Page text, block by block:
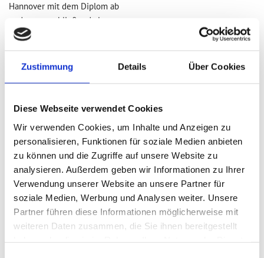
Zustimmung Details Über Cookies
Diese Webseite verwendet Cookies
Wir verwenden Cookies, um Inhalte und Anzeigen zu
personalisieren, Funktionen für soziale Medien anbieten
zu können und die Zugriffe auf unsere Website zu
analysieren. Außerdem geben wir Informationen zu Ihrer
Verwendung unserer Website an unsere Partner für
soziale Medien, Werbung und Analysen weiter. Unsere
Partner führen diese Informationen möglicherweise mit
weiteren Daten zusammen, die Sie ihnen bereitgestellt
Hannover mit dem Diplom ab
und war anschließend als
Büroleiter in Radeberg bei
Dresden für „H + H“ (Heimer +
Herbstreit Umweltplanung)
Landschaftsarchitekturbüros.
Architektenkammer Sachsen.
Seit dem Herbst 2010 leistet
Dipl.-Ing. Berthold Haß mit
seinen Mitarbeitern von
eigenen Büro aus seinen
Beitrag zu vielen
umweltbezogenen Planungen
und Gutachten.